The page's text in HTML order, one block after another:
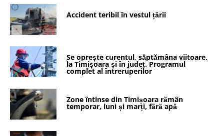
Accident teribil în vestul țării
Se oprește curentul, săptămâna viitoare,
la Timișoara și în județ. Programul
complet al întreruperilor
Zone întinse din Timișoara rămân
temporar, luni și marți, fără apă